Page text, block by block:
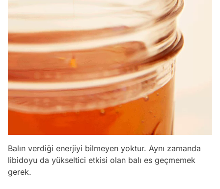
Balın verdiği enerjiyi bilmeyen yoktur. Aynı zamanda
libidoyu da yükseltici etkisi olan balı es geçmemek
gerek.